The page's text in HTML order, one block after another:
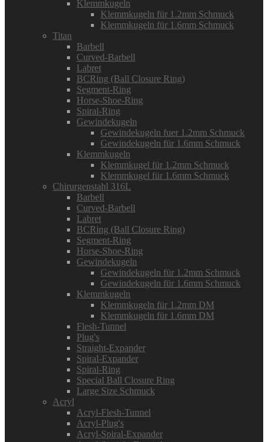
Klemmkugeln
Klemmkugeln für 1.2mm Schmuck
Klemmkugeln für 1.6mm Schmuck
Titan
Barbell
Curved-Barbell
Labret
BCRing (Ball Closure Ring)
Segment-Ring
Horse-Shoe-Ring
Spiral-Ring
Gewindekugeln
Gewindekugeln fuer 1.2mm Schmuck
Gewindekugeln für 1.6mm Schmuck
Klemmkugeln
Klemmkugel für 1.2mm Schmuck
Klemmkugel für 1.6mm Schmuck
Chirurgenstahl 316L
Barbell
Curved-Barbell
Labret
BCRing (Ball Closure Ring)
Segment-Ring
Horse-Shoe-Ring
Gewindekugeln
Gewindekugeln für 1.2mm Schmuck
Gewindekugeln für 1.6mm Schmuck
Klemmkugeln
Klemmkugeln für 1.2mm DM
Klemmkugeln für 1.6mm DM
Flesh-Tunnel
Plug's
Straight-Expander
Spiral-Expander
Spiral-Ring
Special Ball Closure Ring
Large Size Schmuck
Acryl
Acryl-Flesh-Tunnel
Acryl-Plug's
Acryl-Spiral-Expander